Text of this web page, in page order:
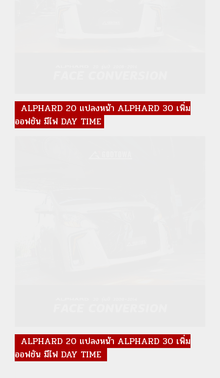
ALPHARD 20 แปลงหน้า ALPHARD 30 เพิ่ม
ออฟชัน มีไฟ DAY TIME
ALPHARD 20 แปลงหน้า ALPHARD 30 เพิ่ม
ออฟชัน มีไฟ DAY TIME